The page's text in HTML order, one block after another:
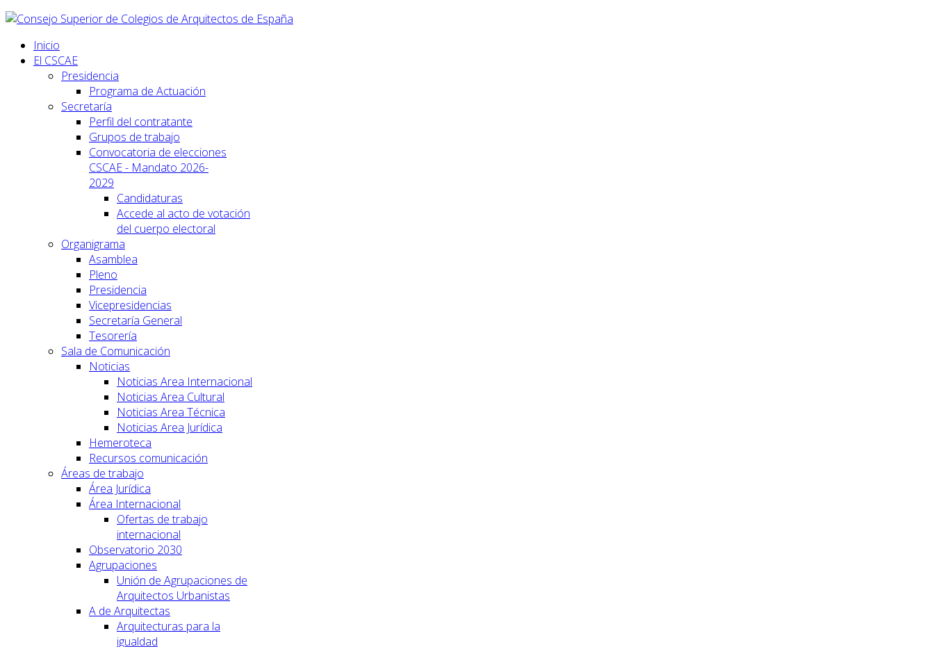
Inicio
El CSCAE
Presidencia
Programa de Actuación
Secretaría
Perfil del contratante
Grupos de trabajo
Convocatoria de elecciones
CSCAE - Mandato 2026-
2029
Candidaturas
Accede al acto de votación
del cuerpo electoral
Organigrama
Asamblea
Pleno
Presidencia
Vicepresidencias
Secretaría General
Tesorería
Sala de Comunicación
Noticias
Noticias Area Internacional
Noticias Area Cultural
Noticias Area Técnica
Noticias Area Jurídica
Hemeroteca
Recursos comunicación
Áreas de trabajo
Área Jurídica
Área Internacional
Ofertas de trabajo
internacional
Observatorio 2030
Agrupaciones
Unión de Agrupaciones de
Arquitectos Urbanistas
A de Arquitectas
Arquitecturas para la
igualdad